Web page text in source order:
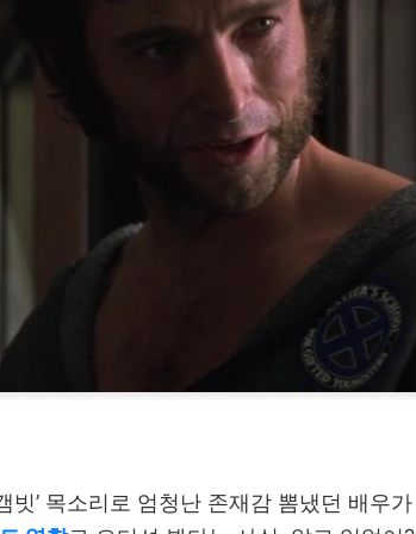
빗’ 목소리로 엄청난 존재감 뽐냈던 배우가